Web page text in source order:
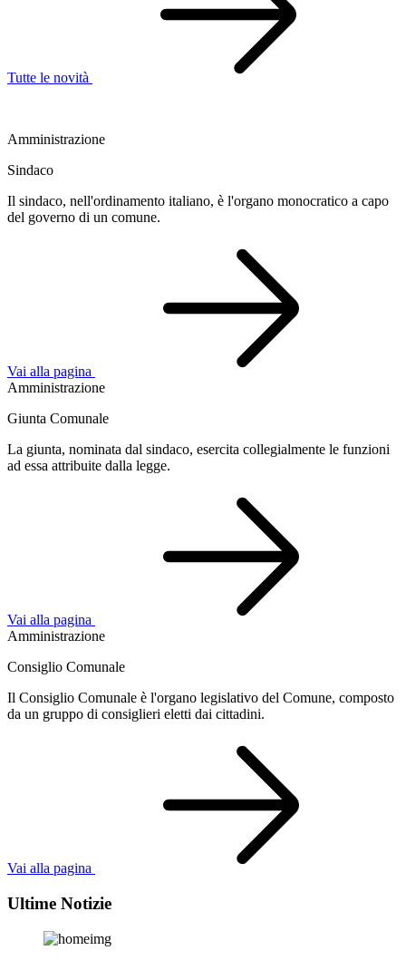
Tutte le novità
Amministrazione
Sindaco
Il sindaco, nell'ordinamento italiano, è l'organo monocratico a capo
del governo di un comune.
Vai alla pagina
Amministrazione
Giunta Comunale
La giunta, nominata dal sindaco, esercita collegialmente le funzioni
ad essa attribuite dalla legge.
Vai alla pagina
Amministrazione
Consiglio Comunale
Il Consiglio Comunale è l'organo legislativo del Comune, composto
da un gruppo di consiglieri eletti dai cittadini.
Vai alla pagina
Ultime Notizie